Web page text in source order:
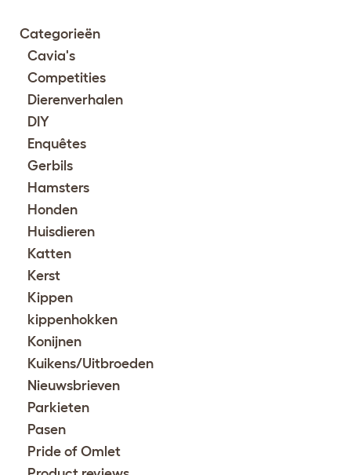
Categorieën
Cavia's
Competities
Dierenverhalen
DIY
Enquêtes
Gerbils
Hamsters
Honden
Huisdieren
Katten
Kerst
Kippen
kippenhokken
Konijnen
Kuikens/Uitbroeden
Nieuwsbrieven
Parkieten
Pasen
Pride of Omlet